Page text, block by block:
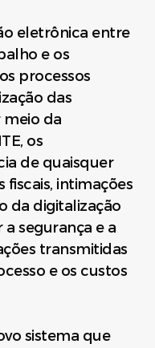
eletrônica entre
e os
processos
das
meio da
os
de quaisquer
fiscais, intimações
da digitalização
a segurança e a
transmitidas
e os custos
sistema que